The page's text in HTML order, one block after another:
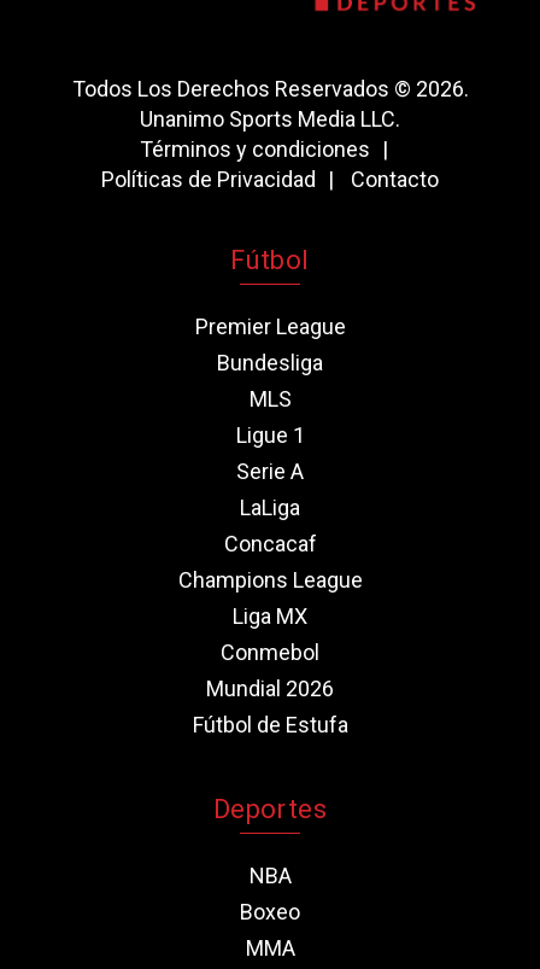
Todos Los Derechos Reservados © 2026.
Unanimo Sports Media LLC.
Términos y condiciones
Políticas de Privacidad
Contacto
Fútbol
Premier League
Bundesliga
MLS
Ligue 1
Serie A
LaLiga
Concacaf
Champions League
Liga MX
Conmebol
Mundial 2026
Fútbol de Estufa
Deportes
NBA
Boxeo
MMA